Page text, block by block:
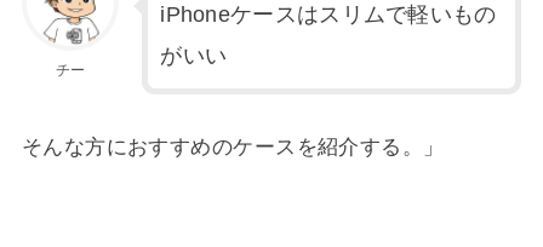
チー
iPhoneケースはスリムで軽いもの
がいい
そんな方におすすめのケースを紹介する。」